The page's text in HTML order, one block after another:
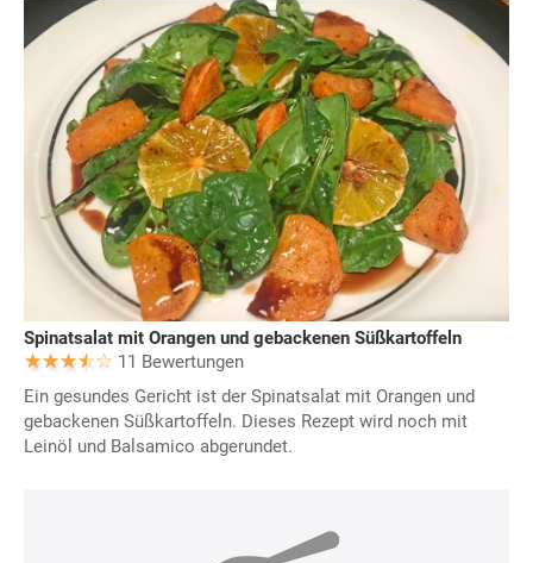
Spinatsalat mit Orangen und gebackenen Süßkartoffeln
11 Bewertungen
Ein gesundes Gericht ist der Spinatsalat mit Orangen und
gebackenen Süßkartoffeln. Dieses Rezept wird noch mit
Leinöl und Balsamico abgerundet.